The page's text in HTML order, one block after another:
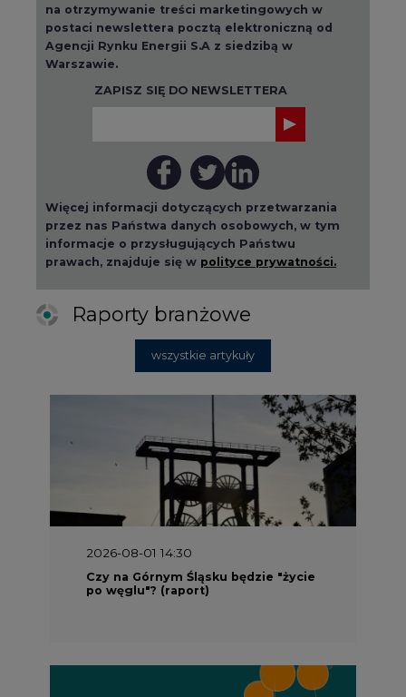
na otrzymywanie treści marketingowych w
postaci newslettera pocztą elektroniczną od
Agencji Rynku Energii S.A z siedzibą w
Warszawie.
ZAPISZ SIĘ DO NEWSLETTERA
Więcej informacji dotyczących przetwarzania
przez nas Państwa danych osobowych, w tym
informacje o przysługujących Państwu
prawach, znajduje się w polityce prywatności.
Raporty branżowe
wszystkie artykuły
2026-08-01 14:30
Czy na Górnym Śląsku będzie "życie
po węglu"? (raport)